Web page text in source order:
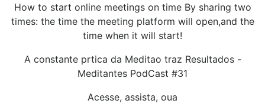
How to start online meetings on time By sharing two
times: the time the meeting platform will open,and the
time when it will start!
A constante prtica da Meditao traz Resultados -
Meditantes PodCast #31
Acesse, assista, oua